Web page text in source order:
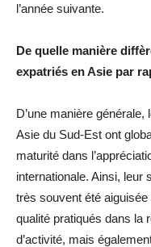
l’année suivante.
De quelle manière
expatriés en Asie par
D’une manière
Asie du Sud-Est ont
maturité dans
internationale. Ainsi,
très souvent été
qualité pratiqués dans la
d’activité, mais